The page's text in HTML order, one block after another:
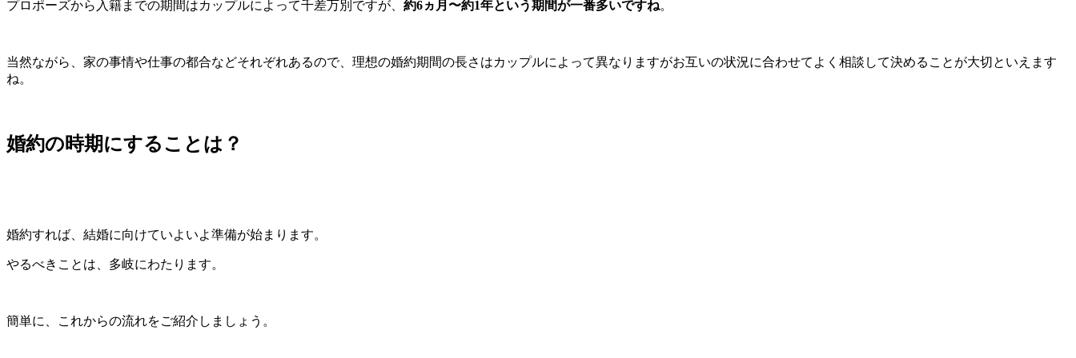
プロポーズから入籍までの期間はカップルによって千差万別ですが、 約6ヵ月〜約1年という期間が一番多いですね。
当然ながら、家の事情や仕事の都合などそれぞれあるので、理想の婚約期間の長さはカップルによって異なりますがお互いの状況に合わせてよく相談して決めることが大切といえます
ね。
婚約の時期にすることは？
婚約すれば、結婚に向けていよいよ準備が始まります。
やるべきことは、多岐にわたります。
簡単に、これからの流れをご紹介しましょう。